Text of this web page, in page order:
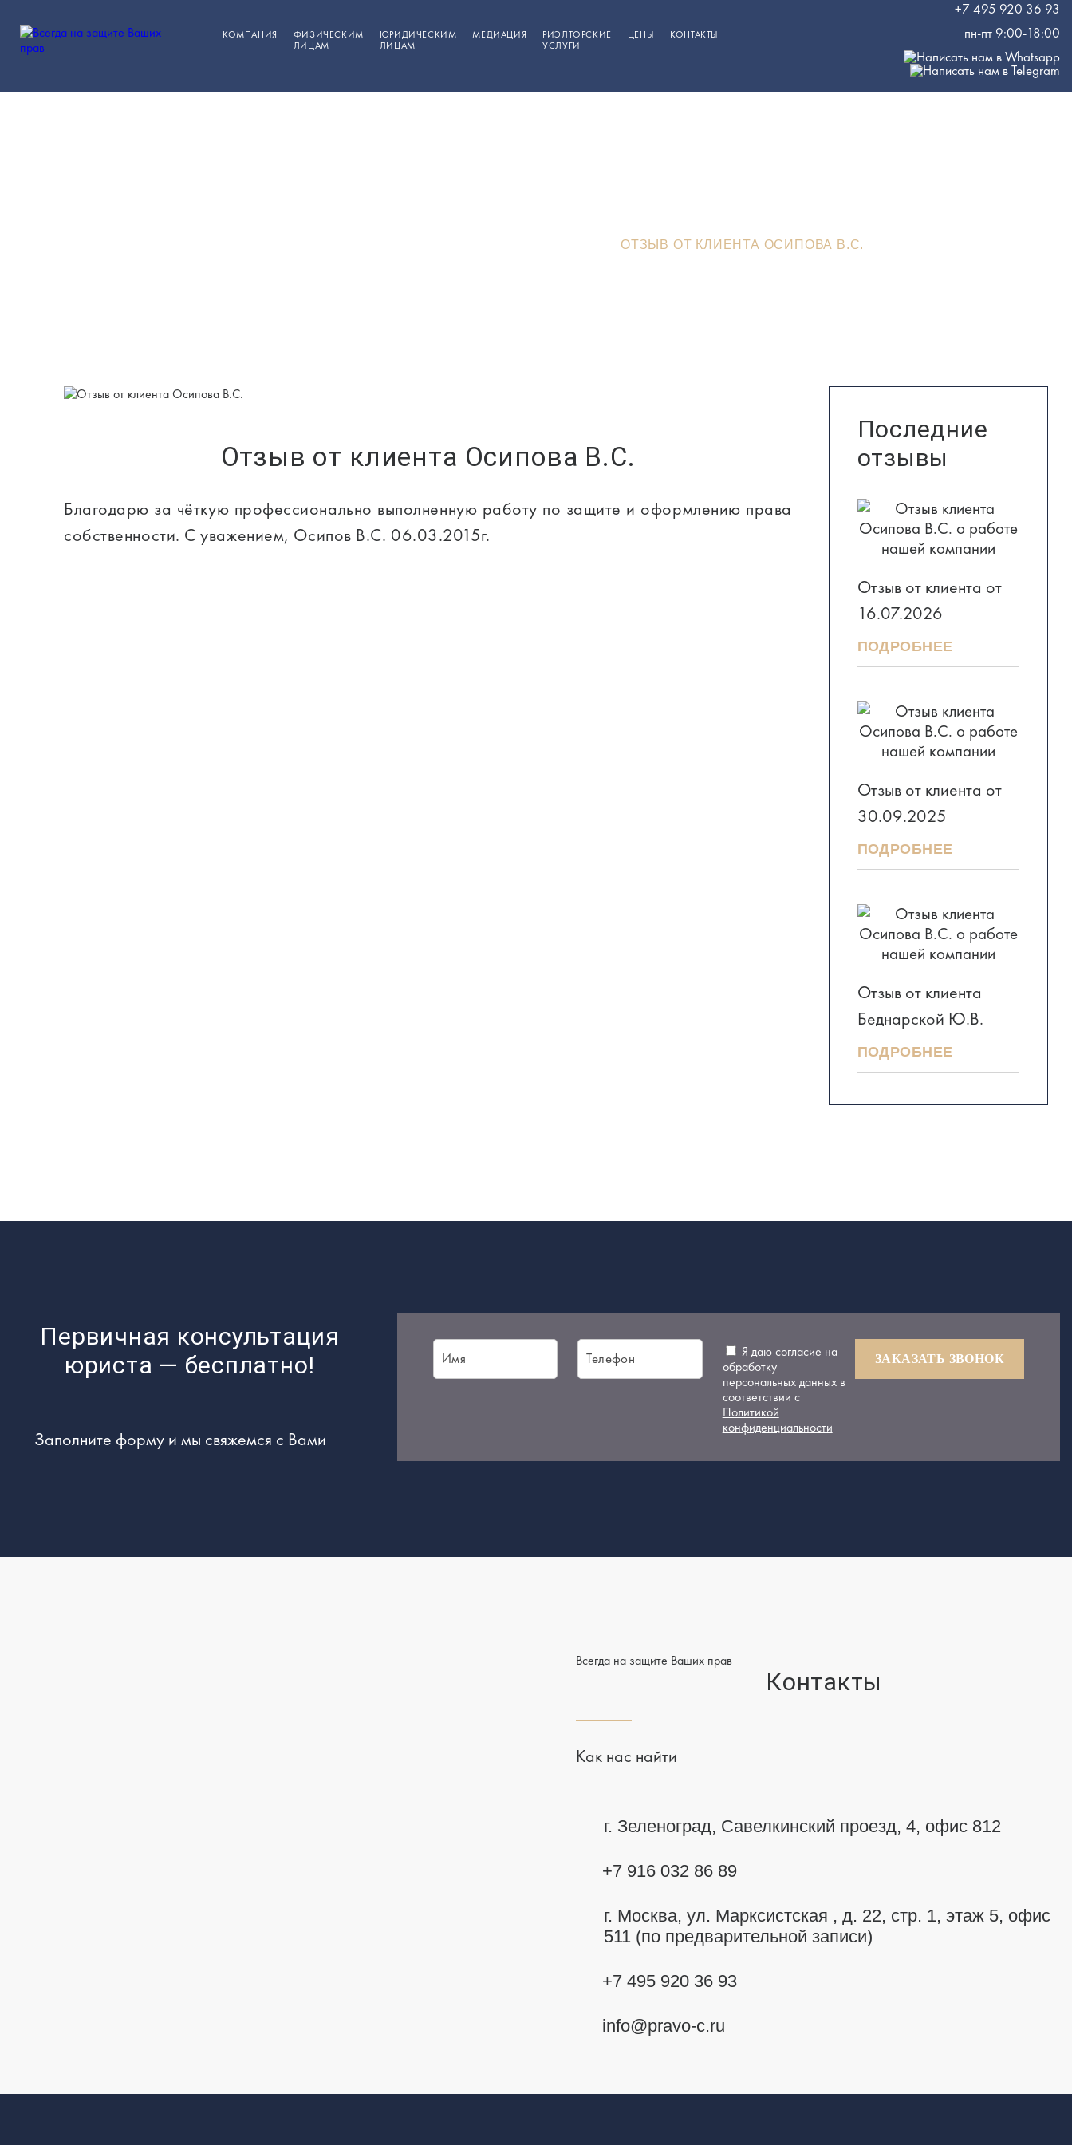
КОМПАНИЯ
ФИЗИЧЕСКИМ
ЛИЦАМ
ЮРИДИЧЕСКИМ
ЛИЦАМ
МЕДИАЦИЯ
РИЭЛТОРСКИЕ
УСЛУГИ
ЦЕНЫ КОНТАКТЫ
+7 495 920 36 93
пн-пт 9:00-18:00
ОТЗЫВ ОТ КЛИЕНТА ОСИПОВА В.С.
Отзыв от клиента Осипова В.С.
Благодарю за чёткую профессионально выполненную работу по защите и оформлению права
собственности. С уважением, Осипов В.С. 06.03.2015г.
Последние
отзывы
Отзыв от клиента от
16.07.2026
ПОДРОБНЕЕ
Отзыв от клиента от
30.09.2025
ПОДРОБНЕЕ
Отзыв от клиента
Беднарской Ю.В.
ПОДРОБНЕЕ
Первичная консультация
юриста — бесплатно!
Заполните форму и мы свяжемся с Вами
Я даю согласие на
обработку
персональных данных в
соответствии с
Политикой
конфиденциальности
ЗАКАЗАТЬ ЗВОНОК
Всегда на защите Ваших прав
Контакты
Как нас найти
г. Зеленоград, Савелкинский проезд, 4, офис 812
+7 916 032 86 89
г. Москва, ул. Марксистская , д. 22, стр. 1, этаж 5, офис
511 (по предварительной записи)
+7 495 920 36 93
info@pravo-c.ru